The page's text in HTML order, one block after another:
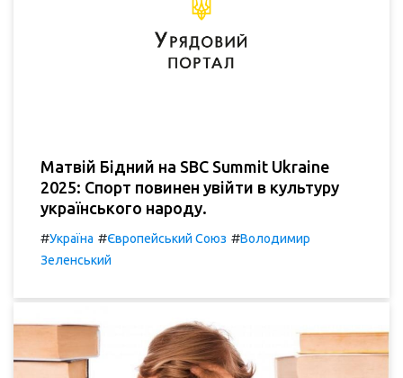
Матвій Бідний на SBC Summit Ukraine
2025: Спорт повинен увійти в культуру
українського народу.
#Україна #Європейський Союз #Володимир
Зеленський